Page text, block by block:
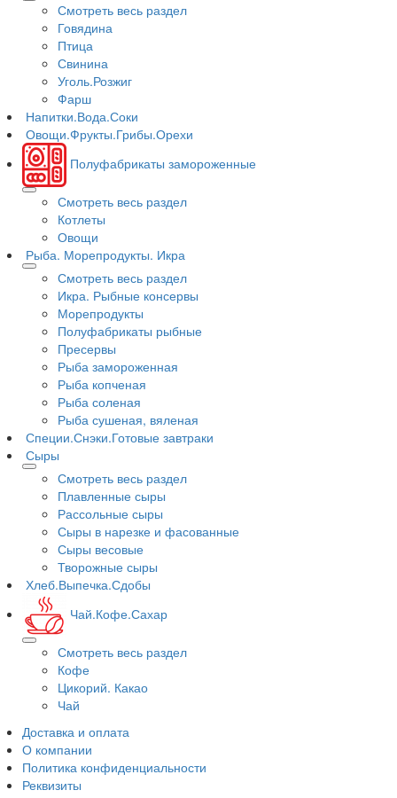
Смотреть весь раздел
Говядина
Птица
Свинина
Уголь.Розжиг
Фарш
Напитки.Вода.Соки
Овощи.Фрукты.Грибы.Орехи
Полуфабрикаты замороженные
Смотреть весь раздел
Котлеты
Овощи
Рыба. Морепродукты. Икра
Смотреть весь раздел
Икра. Рыбные консервы
Морепродукты
Полуфабрикаты рыбные
Пресервы
Рыба замороженная
Рыба копченая
Рыба соленая
Рыба сушеная, вяленая
Специи.Снэки.Готовые завтраки
Сыры
Смотреть весь раздел
Плавленные сыры
Рассольные сыры
Сыры в нарезке и фасованные
Сыры весовые
Творожные сыры
Хлеб.Выпечка.Сдобы
Чай.Кофе.Сахар
Смотреть весь раздел
Кофе
Цикорий. Какао
Чай
Доставка и оплата
О компании
Политика конфиденциальности
Реквизиты